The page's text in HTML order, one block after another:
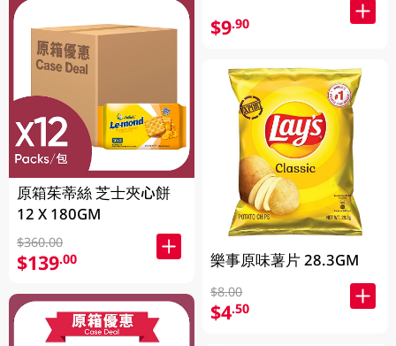
原箱茱蒂絲 芝士夾心餅
12 X 180GM
$360.00
$139.00
$9.90
樂事原味薯片 28.3GM
$8.00
$4.50